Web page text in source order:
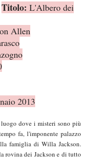
Titolo: L'Albero dei
Allen
2013
dove i misteri sono più
fa, l'imponente palazzo
famiglia di Willa Jackson.
rovina dei Jackson e di tutto